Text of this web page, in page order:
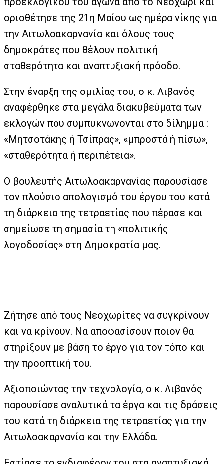
οριοθέτησε της 21η Μαίου ως ημέρα νίκης για
την Αιτωλοακαρνανία και όλους τους
δημοκράτες που θέλουν πολιτική
σταθερότητα και αναπτυξιακή πρόοδο.
Στην έναρξη της ομιλίας του, ο κ. Λιβανός
αναφέρθηκε στα μεγάλα διακυβεύματα των
εκλογών που συμπυκνώνονται στο δίλημμα :
«Μητσοτάκης ή Τσίπρας», «μπροστά ή πίσω»,
«σταθερότητα ή περιπέτεια».
Ο βουλευτής Αιτωλοακαρνανίας παρουσίασε
τον πλούσιο απολογισμό του έργου του κατά
τη διάρκεια της τετραετίας που πέρασε και
σημείωσε τη σημασία τη «πολιτικής
λογοδοσίας» στη Δημοκρατία μας.
Ζήτησε από τους Νεοχωρίτες να συγκρίνουν
και να κρίνουν. Να αποφασίσουν ποιον θα
στηρίξουν με βάση το έργο για τον τόπο και
την προοπτική του.
Αξιοποιώντας την τεχνολογία, ο κ. Λιβανός
παρουσίασε αναλυτικά τα έργα και τις δράσεις
του κατά τη διάρκεια της τετραετίας για την
Αιτωλοακαρνανία και την Ελλάδα.